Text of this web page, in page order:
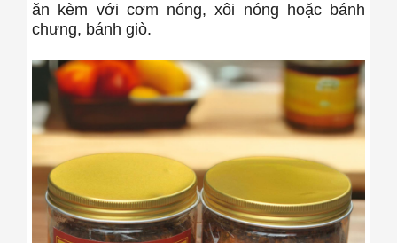
ăn kèm với cơm nóng, xôi nóng hoặc bánh
chưng, bánh giò.